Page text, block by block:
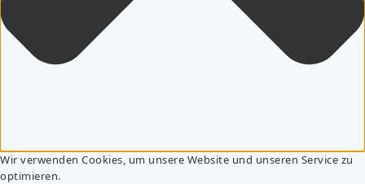
Wir verwenden Cookies, um unsere Website und unseren Service zu
optimieren.